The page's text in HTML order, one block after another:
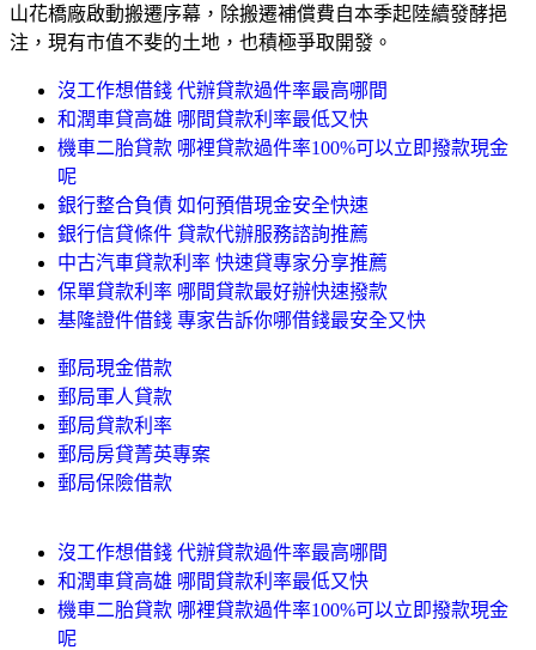
山花橋廠啟動搬遷序幕，除搬遷補償費自本季起陸續發酵挹
注，現有市值不斐的土地，也積極爭取開發。
沒工作想借錢 代辦貸款過件率最高哪間
和潤車貸高雄 哪間貸款利率最低又快
機車二胎貸款 哪裡貸款過件率100%可以立即撥款現金
呢
銀行整合負債 如何預借現金安全快速
銀行信貸條件 貸款代辦服務諮詢推薦
中古汽車貸款利率 快速貸專家分享推薦
保單貸款利率 哪間貸款最好辦快速撥款
基隆證件借錢 專家告訴你哪借錢最安全又快
郵局現金借款
郵局軍人貸款
郵局貸款利率
郵局房貸菁英專案
郵局保險借款
沒工作想借錢 代辦貸款過件率最高哪間
和潤車貸高雄 哪間貸款利率最低又快
機車二胎貸款 哪裡貸款過件率100%可以立即撥款現金
呢